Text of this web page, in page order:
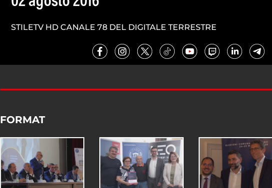
STILETV HD CANALE 78 DEL DIGITALE TERRESTRE
FORMAT